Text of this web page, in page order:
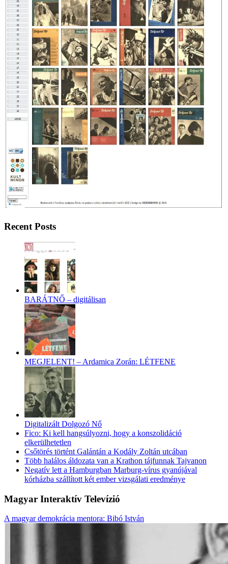
Recent Posts
BARÁTNŐ – digitálisan
MEGJELENT! – Ardamica Zorán: LÉTFENE
Digitalizált Dolgozó Nő
Fico: Ki kell hangsúlyozni, hogy a konszolidáció
elkerülhetetlen
Csőtörés történt Galántán a Kodály Zoltán utcában
Több halálos áldozata van a Krathon tájfunnak Tajvanon
Negatív lett a Hamburgban Marburg-vírus gyanújával
kórházba szállított két ember vizsgálati eredménye
Magyar Interaktív Televízió
A magyar demokrácia mentora: Bibó István